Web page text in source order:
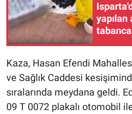
yapılan
Kaza, Hasan Efendi
ve Sağlık Caddesi
sıralarında meydana geldi.
09 T 0072 plakalı otomobil